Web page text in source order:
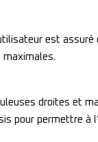
est assuré
droites et
pour permettre à